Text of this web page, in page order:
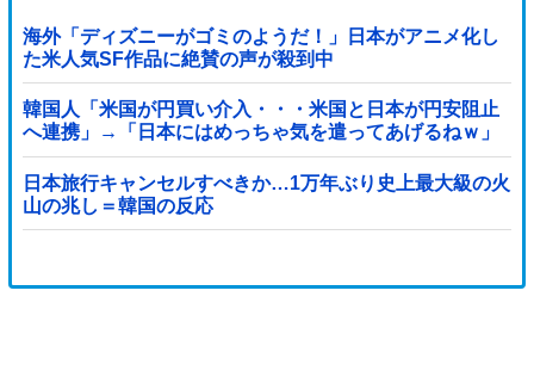
海外「ディズニーがゴミのようだ！」日本がアニメ化し
た米人気SF作品に絶賛の声が殺到中
韓国人「米国が円買い介入・・・米国と日本が円安阻止
へ連携」→「日本にはめっちゃ気を遣ってあげるねｗ」
「ウォンも救ってくれ・・・」
日本旅行キャンセルすべきか…1万年ぶり史上最大級の火
山の兆し＝韓国の反応